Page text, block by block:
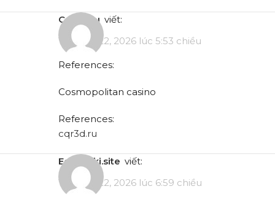
cqr3d.ru viết:
Tháng 5 22, 2026 lúc 5:53 chiều
References:
Cosmopolitan casino
References:
cqr3d.ru
eggswiki.site viết:
Tháng 5 22, 2026 lúc 6:59 chiều